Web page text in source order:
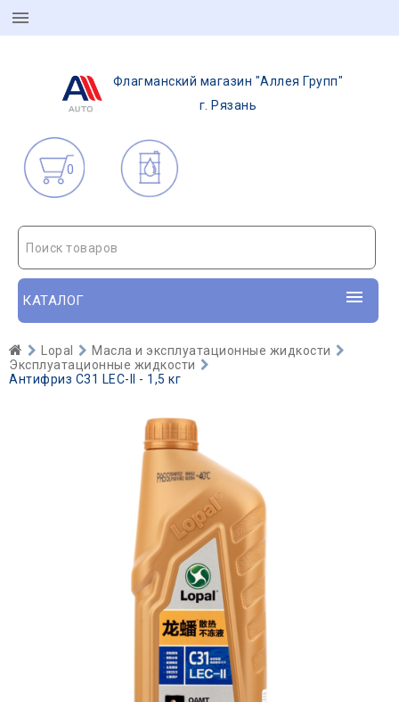
Флагманский магазин "Аллея Групп"
г. Рязань
0
Поиск товаров
КАТАЛОГ
Lopal
Масла и эксплуатационные жидкости
Эксплуатационные жидкости
Антифриз C31 LEC-II - 1,5 кг